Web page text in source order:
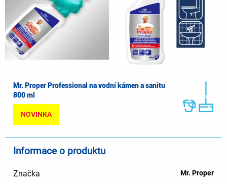
Mr. Proper Professional na vodní kámen a sanitu
800 ml
NOVINKA
Informace o produktu
Značka Mr. Proper